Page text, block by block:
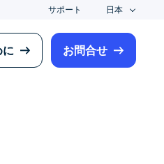
サポート 日本
に お問合せ